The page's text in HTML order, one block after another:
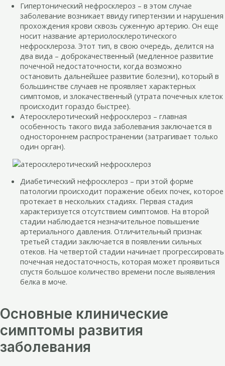
Гипертонический нефросклероз – в этом случае
заболевание возникает ввиду гипертензии и нарушения
прохождения крови сквозь суженную артерию. Он еще
носит название артериолосклеротического
нефросклероза. Этот тип, в свою очередь, делится на
два вида – доброкачественный (медленное развитие
почечной недостаточности, когда возможно
остановить дальнейшее развитие болезни), который в
большинстве случаев не проявляет характерных
симптомов, и злокачественный (утрата почечных клеток
происходит гораздо быстрее).
Атеросклеротический нефросклероз – главная
особенность такого вида заболевания заключается в
одностороннем распространении (затрагивает только
один орган).
Диабетический нефросклероз – при этой форме
патологии происходит поражение обеих почек, которое
протекает в нескольких стадиях. Первая стадия
характеризуется отсутствием симптомов. На второй
стадии наблюдается незначительное повышение
артериального давления. Отличительный признак
третьей стадии заключается в появлении сильных
отеков. На четвертой стадии начинает прогрессировать
почечная недостаточность, которая может проявиться
спустя большое количество времени после выявления
белка в моче.
Основные клинические
симптомы развития
заболевания